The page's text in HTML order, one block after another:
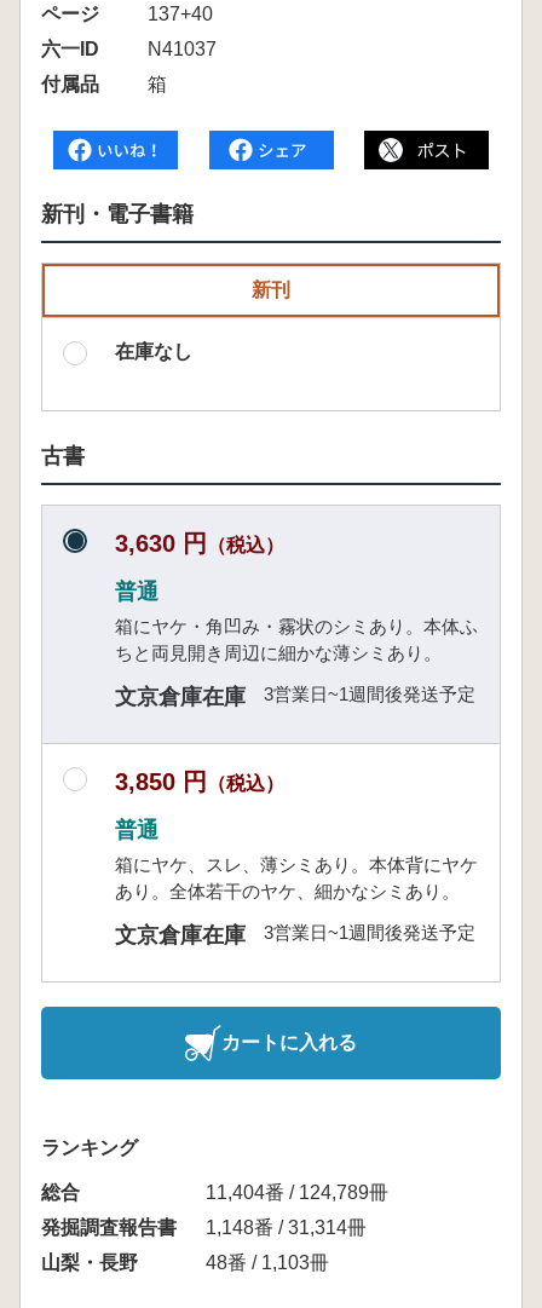
ページ
137+40
六一ID
N41037
付属品
箱
新刊・電子書籍
新刊
在庫なし
古書
3,630 円 （税込）
普通
箱にヤケ・角凹み・霧状のシミあり。本体ふ
ちと両見開き周辺に細かな薄シミあり。
文京倉庫在庫 3営業日~1週間後発送予定
3,850 円 （税込）
普通
箱にヤケ、スレ、薄シミあり。本体背にヤケ
あり。全体若干のヤケ、細かなシミあり。
文京倉庫在庫 3営業日~1週間後発送予定
カートに入れる
ランキング
総合
11,404番 / 124,789冊
発掘調査報告書
1,148番 / 31,314冊
山梨・長野
48番 / 1,103冊